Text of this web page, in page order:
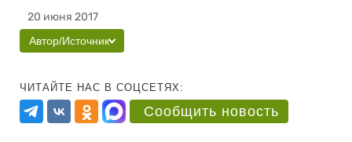
20 июня 2017
Автор/Источник
ЧИТАЙТЕ НАС В СОЦСЕТЯХ:
Сообщить новость